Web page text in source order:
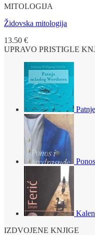
MITOLOGIJA
Židovska mitologija
13.50 €
UPRAVO PRISTIGLE
IZDVOJENE KNJIGE